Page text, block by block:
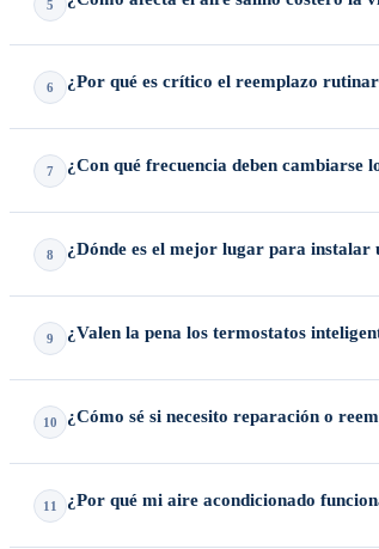
la revisión del sistema de encendido o la luz
5
condensador a 7–10 añossi no se utilizan
6 ¿Por qué es crítico el reemplazo
compresor — uno de los componentes más
7 ¿Con qué frecuencia deben cambiarse
adecuada y la eficiencia del sistema.
8 ¿Dónde es el mejor lugar para
de energía.
9 ¿Valen la pena los termostatos
promedio 10–15% al año en costos de
10 ¿Cómo sé si necesito reparación o
los costos a largo plazo.
11 ¿Por qué mi aire acondicionado